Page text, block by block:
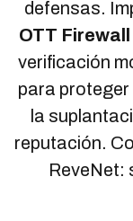
defensas.
OTT Firewall
verificación
para proteger
la
reputación.
ReveNet: